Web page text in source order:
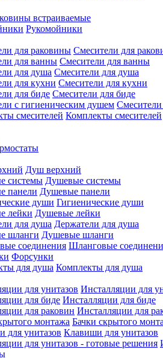
встраиваемые
Рукомойники
Смесители для
Смесители для ванны
Смесители для душа
Смесители для кухни
Смесители для биде
Комплекты смесителей
Душ верхний
Душевые системы
Душевые панели
Гигиенические души
Душевые лейки
Держатели для душа
Душевые шланги
Шланговые
Форсунки
Комплекты для душа
Инсталляции для
Инсталляции для биде
Инсталляции для
Бачки скрытого
Клавиши для унитазов